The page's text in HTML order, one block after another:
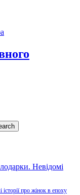
про жінок в епоху